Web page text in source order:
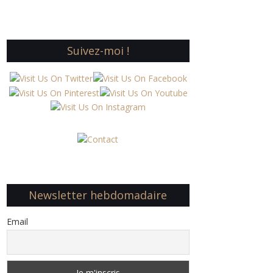
Suivez-moi !
Newsletter hebdomadaire
Email